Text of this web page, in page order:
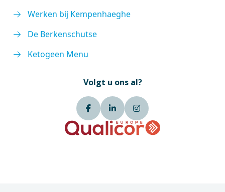
Werken bij Kempenhaeghe
De Berkenschutse
Ketogeen Menu
Volgt u ons al?